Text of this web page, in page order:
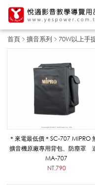
首頁 擴音系列 70W以上手
罩
＊來電最低價＊SC-707 MIPRO
擴音機原廠專用背包、防塵罩
MA-707
NT.790